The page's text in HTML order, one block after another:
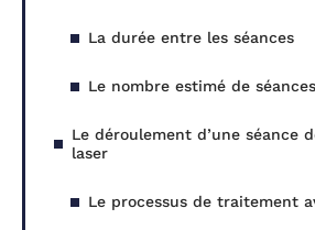
La durée entre les séances
Le nombre estimé de
Le déroulement d’une séance
laser
Le processus de traitement